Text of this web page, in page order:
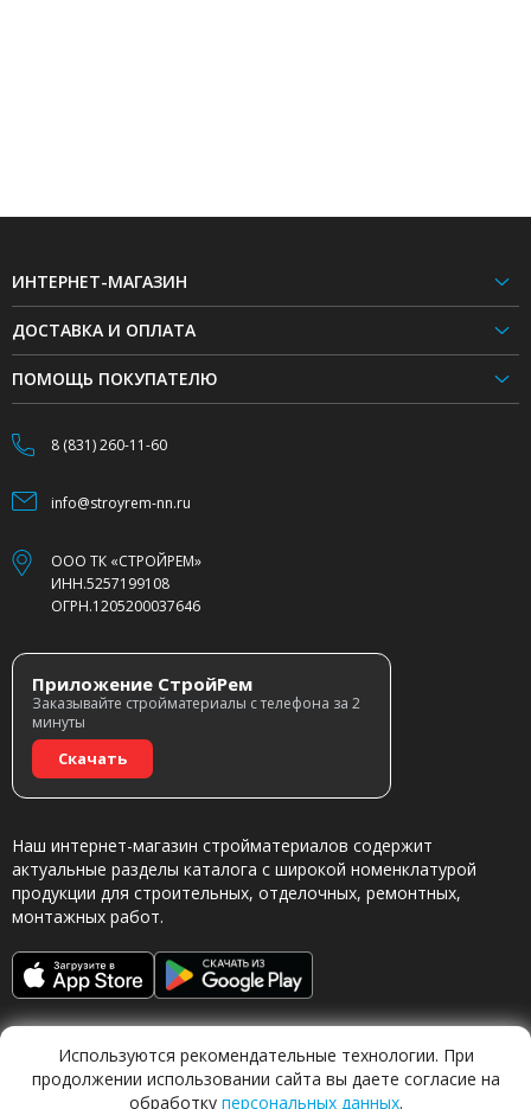
ИНТЕРНЕТ-МАГАЗИН
ДОСТАВКА И ОПЛАТА
ПОМОЩЬ ПОКУПАТЕЛЮ
8 (831) 260-11-60
info@stroyrem-nn.ru
ООО ТК «СТРОЙРЕМ»
ИНН.5257199108
ОГРН.1205200037646
Приложение СтройРем
Заказывайте стройматериалы с телефона за 2
минуты
Скачать
Наш интернет-магазин стройматериалов содержит
актуальные разделы каталога с широкой номенклатурой
продукции для строительных, отделочных, ремонтных,
монтажных работ.
Используются рекомендательные технологии. При
продолжении использовании сайта вы даете согласие на
обработку персональных данных.